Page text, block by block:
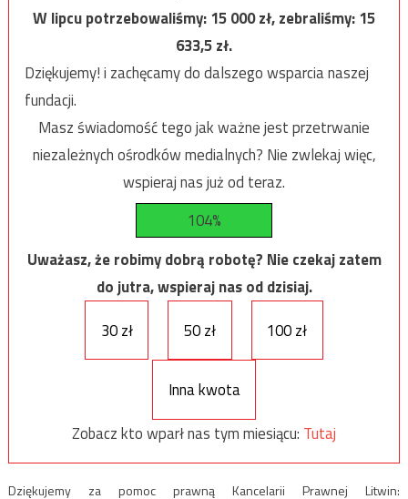
W lipcu potrzebowaliśmy:15 000zł, zebraliśmy:15
633,5zł.
Dziękujemy! i zachęcamy do dalszego wsparcia naszej
fundacji.
Masz świadomość tego jak ważne jest przetrwanie
niezależnych ośrodków medialnych? Nie zwlekaj więc,
wspieraj nas już od teraz.
104%
Uważasz, że robimy dobrą robotę? Nie czekaj zatem
do jutra, wspieraj nas od dzisiaj.
30 zł
50 zł 100 zł
Inna kwota
Zobacz kto wparł nas tym miesiącu: Tutaj
Dziękujemy za pomoc prawną Kancelarii Prawnej Litwin: